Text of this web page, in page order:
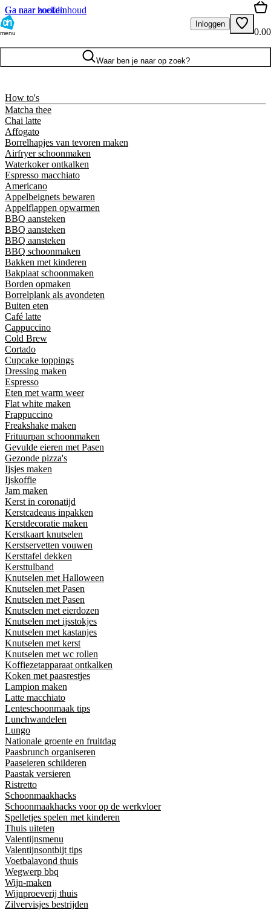
Ga naar hoofdinhoud
Ga naar zoeken
menu
Inloggen
0.00
Waar ben je naar op zoek?
How to's
Matcha thee
Chai latte
Affogato
Borrelhapjes van tevoren maken
Airfryer schoonmaken
Waterkoker ontkalken
Espresso macchiato
Americano
Appelbeignets bewaren
Appelflappen opwarmen
BBQ aansteken
BBQ aansteken
BBQ aansteken
BBQ schoonmaken
Bakken met kinderen
Bakplaat schoonmaken
Borden opmaken
Borrelplank als avondeten
Buiten eten
Café latte
Cappuccino
Cold Brew
Cortado
Cupcake toppings
Dressing maken
Espresso
Eten met warm weer
Flat white maken
Frappuccino
Freakshake maken
Frituurpan schoonmaken
Gevulde eieren met Pasen
Gezonde pizza's
Ijsjes maken
Ijskoffie
Jam maken
Kerst in coronatijd
Kerstcadeaus inpakken
Kerstdecoratie maken
Kerstkaart knutselen
Kerstservetten vouwen
Kersttafel dekken
Kersttulband
Knutselen met Halloween
Knutselen met Pasen
Knutselen met Pasen
Knutselen met eierdozen
Knutselen met ijsstokjes
Knutselen met kastanjes
Knutselen met kerst
Knutselen met wc rollen
Koffiezetapparaat ontkalken
Koken met paasrestjes
Lampion maken
Latte macchiato
Lenteschoonmaak tips
Lunchwandelen
Lungo
Nationale groente en fruitdag
Paasbrunch organiseren
Paaseieren schilderen
Paastak versieren
Ristretto
Schoonmaakhacks
Schoonmaakhacks voor op de werkvloer
Spelletjes spelen met kinderen
Thuis uiteten
Valentijnsmenu
Valentijnsontbijt tips
Voetbalavond thuis
Wegwerp bbq
Wijn-maken
Wijnproeverij thuis
Zilvervisjes bestrijden